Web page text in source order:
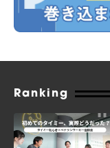
Ranking